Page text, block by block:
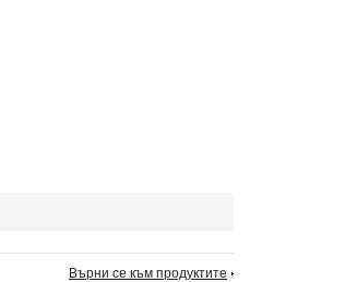
Върни се към продуктите